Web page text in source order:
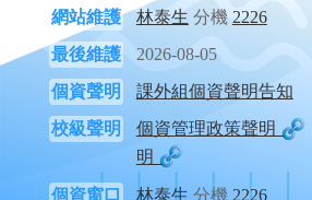
網站維護
林泰生 分機 2226
最後維護
2026-08-05
個資聲明
課外組個資聲明告知
校級聲明
個資管理政策聲明
明
個資窗口 林泰生 分機 2226